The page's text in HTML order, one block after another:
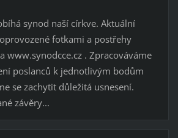
synod naší církve. Aktuální
fotkami a postřehy
www.synodcce.cz . Zpracováváme
poslanců k jednotlivým bodům
se zachytit důležitá usnesení.
závěry...